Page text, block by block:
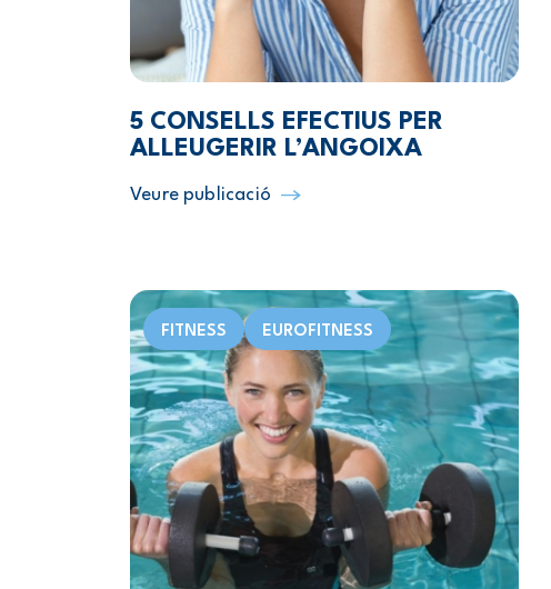
5 CONSELLS EFECTIUS PER
ALLEUGERIR L’ANGOIXA
Veure publicació
FITNESS EUROFITNESS